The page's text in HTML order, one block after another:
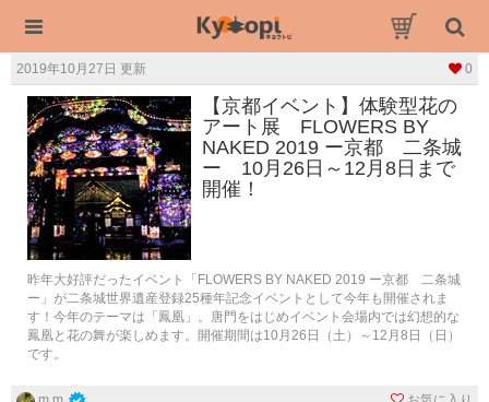
2019年10月27日 更新 0
【京都イベント】体験型花の
アート展 FLOWERS BY
NAKED 2019 ー京都 二条城
ー 10月26日～12月8日まで
開催！
昨年大好評だったイベント「FLOWERS BY NAKED 2019 ー京都 二条城
ー」が二条城世界遺産登録25種年記念イベントとして今年も開催されま
す！今年のテーマは「鳳凰」。唐門をはじめイベント会場内では幻想的な
鳳凰と花の舞が楽しめます。開催期間は10月26日（土）～12月8日（日）
です。